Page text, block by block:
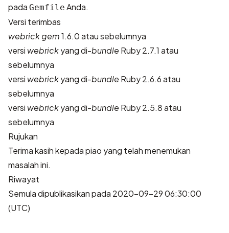
pada Gemfile Anda.
Versi terimbas
webrick gem1.6.0 atau sebelumnya
versiwebrickyang di-bundle Ruby 2.7.1 atau
sebelumnya
versiwebrickyang di-bundle Ruby 2.6.6 atau
sebelumnya
versiwebrickyang di-bundle Ruby 2.5.8 atau
sebelumnya
Rujukan
Terima kasih kepadapiao yang telah menemukan
masalah ini.
Riwayat
Semula dipublikasikan pada 2020-09-29 06:30:00
(UTC)